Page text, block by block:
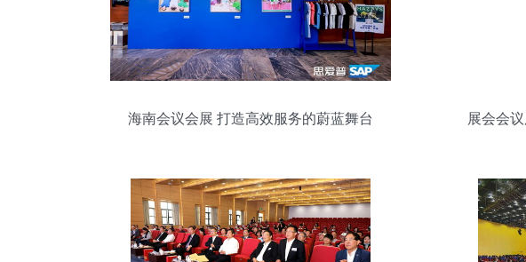
海南会议会展 打造高效服务的蔚蓝舞台
展会会